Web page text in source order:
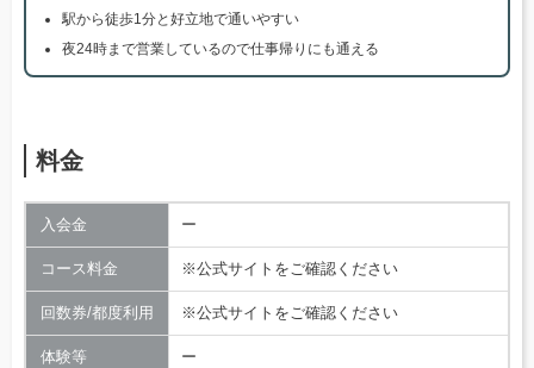
駅から徒歩1分と好立地で通いやすい
夜24時まで営業しているので仕事帰りにも通える
料金
入会金 ー
コース料金 ※公式サイトをご確認ください
回数券/都度利用 ※公式サイトをご確認ください
体験等 ー